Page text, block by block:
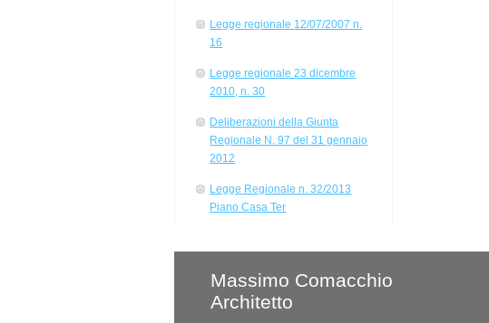
Legge regionale 12/07/2007 n.
16
Legge regionale 23 dicembre
2010, n. 30
Deliberazioni della Giunta
Regionale N. 97 del 31 gennaio
2012
Legge Regionale n. 32/2013
Piano Casa Ter
Massimo Comacchio
Architetto